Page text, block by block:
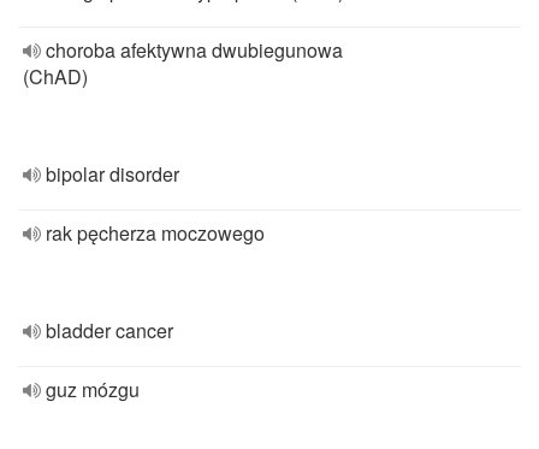
choroba afektywna dwubiegunowa
(ChAD)
bipolar disorder
rak pęcherza moczowego
bladder cancer
guz mózgu